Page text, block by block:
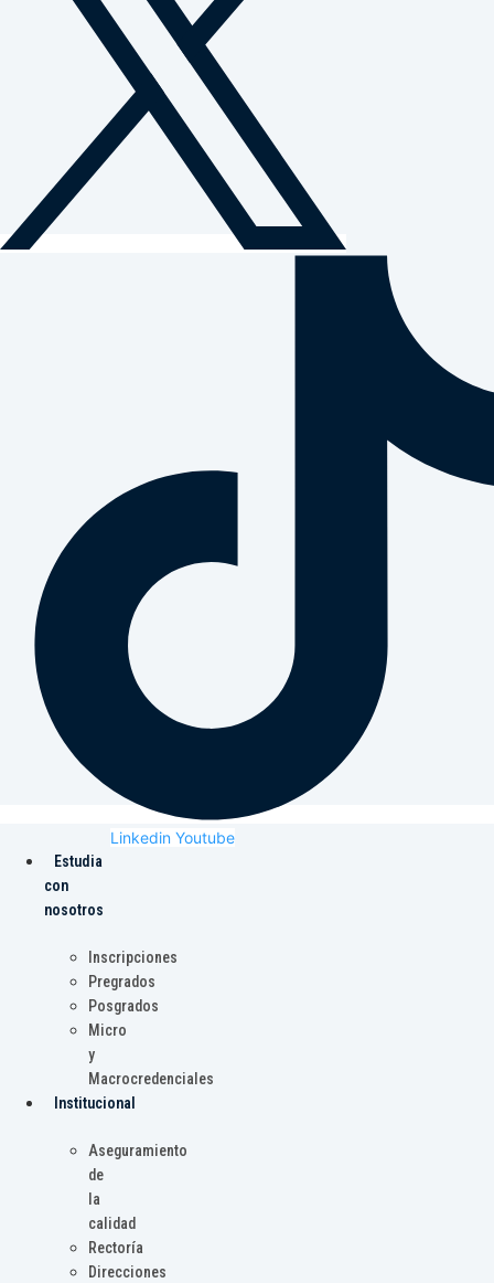
Linkedin Youtube
Estudia
con
nosotros
Inscripciones
Pregrados
Posgrados
Micro
y
Macrocredenciales
Institucional
Aseguramiento
de
la
calidad
Rectoría
Direcciones